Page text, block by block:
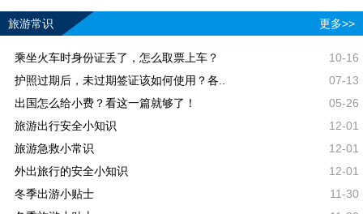
旅游常识 更多>>
乘坐火车时身份证丢了，怎么取票上车？
10-16
护照过期后，未过期签证该如何使用？各..
07-13
出国怎么给小费？看这一篇就够了！
05-26
旅游出行安全小知识
12-01
旅游急救小常识
12-01
外出旅行的安全小知识
12-01
冬季出游小贴士
11-30